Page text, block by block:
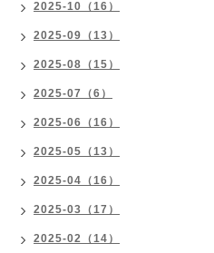
2025-10（16）
2025-09（13）
2025-08（15）
2025-07（6）
2025-06（16）
2025-05（13）
2025-04（16）
2025-03（17）
2025-02（14）